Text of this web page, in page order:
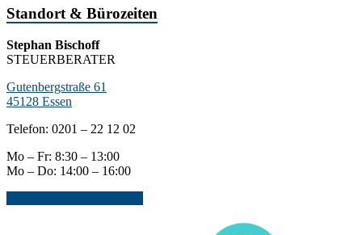
Standort & Bürozeiten
Stephan Bischoff
STEUERBERATER
Gutenbergstraße 61
45128 Essen
Telefon: 0201 – 22 12 02
Mo – Fr: 8:30 – 13:00
Mo – Do: 14:00 – 16:00